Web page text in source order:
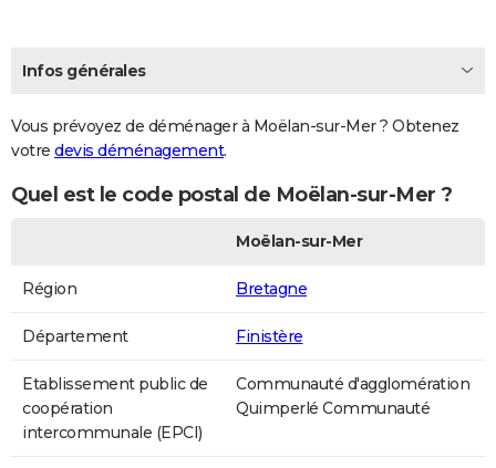
Infos générales
Vous prévoyez de déménager à Moëlan-sur-Mer ? Obtenez
votre devis déménagement.
Quel est le code postal de Moëlan-sur-Mer ?
Moëlan-sur-Mer
Région Bretagne
Département Finistère
Etablissement public de
coopération
intercommunale (EPCI)
Communauté d'agglomération
Quimperlé Communauté